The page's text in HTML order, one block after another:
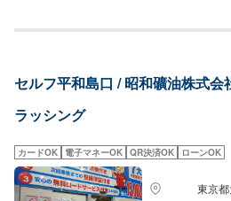
セルフ平和島口 / 昭和礦油株式会
ラッシング
カードOK 電子マネーOK QR決済OK ローンOK
東京